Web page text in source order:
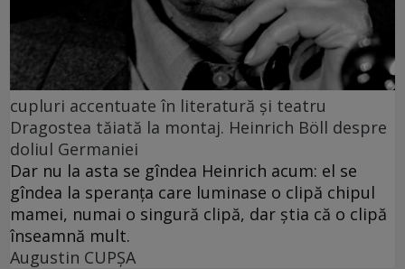
cupluri accentuate în literatură și teatru
Dragostea tăiată la montaj. Heinrich Böll despre
doliul Germaniei
Dar nu la asta se gîndea Heinrich acum: el se
gîndea la speranța care luminase o clipă chipul
mamei, numai o singură clipă, dar știa că o clipă
înseamnă mult.
Augustin CUPȘA